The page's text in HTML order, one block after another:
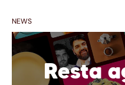
NEWS
Resta